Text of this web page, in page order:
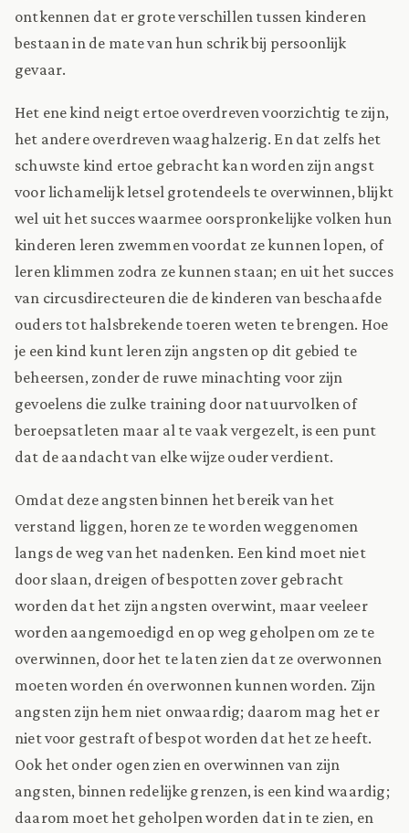
ontkennen dat er grote verschillen tussen kinderen
bestaan in de mate van hun schrik bij persoonlijk
gevaar.
Het ene kind neigt ertoe overdreven voorzichtig te zijn,
het andere overdreven waaghalzerig. En dat zelfs het
schuwste kind ertoe gebracht kan worden zijn angst
voor lichamelijk letsel grotendeels te overwinnen, blijkt
wel uit het succes waarmee oorspronkelijke volken hun
kinderen leren zwemmen voordat ze kunnen lopen, of
leren klimmen zodra ze kunnen staan; en uit het succes
van circusdirecteuren die de kinderen van beschaafde
ouders tot halsbrekende toeren weten te brengen. Hoe
je een kind kunt leren zijn angsten op dit gebied te
beheersen, zonder de ruwe minachting voor zijn
gevoelens die zulke training door natuurvolken of
beroepsatleten maar al te vaak vergezelt, is een punt
dat de aandacht van elke wijze ouder verdient.
Omdat deze angsten binnen het bereik van het
verstand liggen, horen ze te worden weggenomen
langs de weg van het nadenken. Een kind moet niet
door slaan, dreigen of bespotten zover gebracht
worden dat het zijn angsten overwint, maar veeleer
worden aangemoedigd en op weg geholpen om ze te
overwinnen, door het te laten zien dat ze overwonnen
moeten worden én overwonnen kunnen worden. Zijn
angsten zijn hem niet onwaardig; daarom mag het er
niet voor gestraft of bespot worden dat het ze heeft.
Ook het onder ogen zien en overwinnen van zijn
angsten, binnen redelijke grenzen, is een kind waardig;
daarom moet het geholpen worden dat in te zien, en